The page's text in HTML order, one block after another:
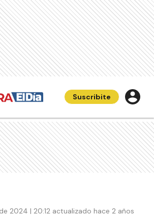
Suscribite
2024 | 20:12 actualizado hace 2 años